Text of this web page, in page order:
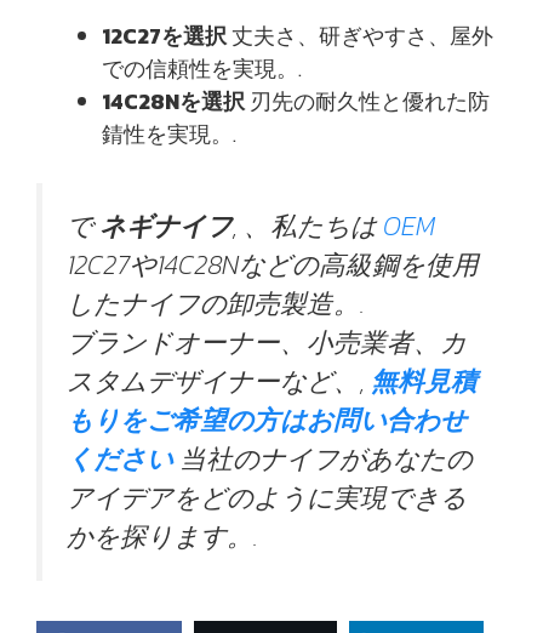
12C27を選択丈夫さ、研ぎやすさ、屋外
での信頼性を実現。.
14C28Nを選択刃先の耐久性と優れた防
錆性を実現。.
でネギナイフ, 、私たちはOEM
12C27や14C28Nなどの高級鋼を使用
したナイフの卸売製造。.
ブランドオーナー、小売業者、カ
スタムデザイナーなど、, 無料見積
もりをご希望の方はお問い合わせ
ください当社のナイフがあなたの
アイデアをどのように実現できる
かを探ります。.